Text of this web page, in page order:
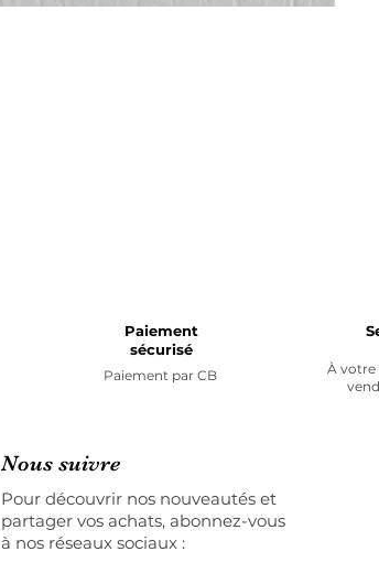
Paiement
sécurisé
Paiement par CB
À votre
Nous suivre
Pour découvrir nos nouveautés et
partager vos achats, abonnez-vous
à nos réseaux sociaux :